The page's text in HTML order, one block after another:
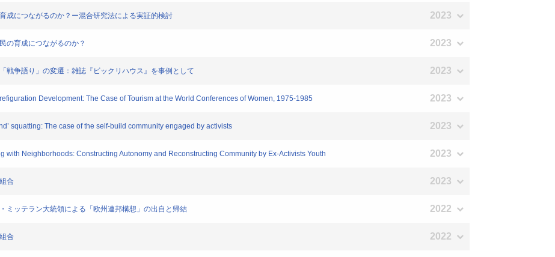
成につながるのか？ー混合研究法による実証的検討 2023
の育成につながるのか？ 2023
戦争語り」の変遷：雑誌『ビックリハウス』を事例として 2023
Development: The Case of Tourism at the World Conferences of Women, 1975-1985 2023
squatting: The case of the self-build community engaged by activists 2023
with Neighborhoods: Constructing Autonomy and Reconstructing Community by Ex-Activists Youth 2023
合 2023
ッテラン大統領による「欧州連邦構想」の出自と帰結 2022
合 2022